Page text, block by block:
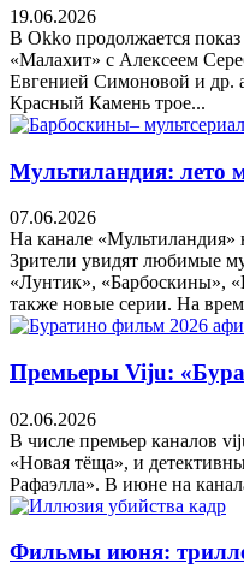
19.06.2026
В Okko продолжается показ
«Малахит» с Алексеем
Евгенией Симоновой и др.
Красный Камень трое...
Мультиландия: лето
07.06.2026
На канале «Мультиландия»
Зрители увидят любимые
«Лунтик», «Барбоскины»,
также новые серии. На
Премьеры Viju:
02.06.2026
В числе премьер каналов
«Новая тёща», и
Рафаэлла». В июне на
Фильмы июня: